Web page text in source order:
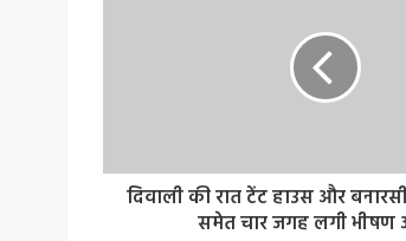
दिवाली की रात टेंट हाउस और
समेत चार जगह लगी